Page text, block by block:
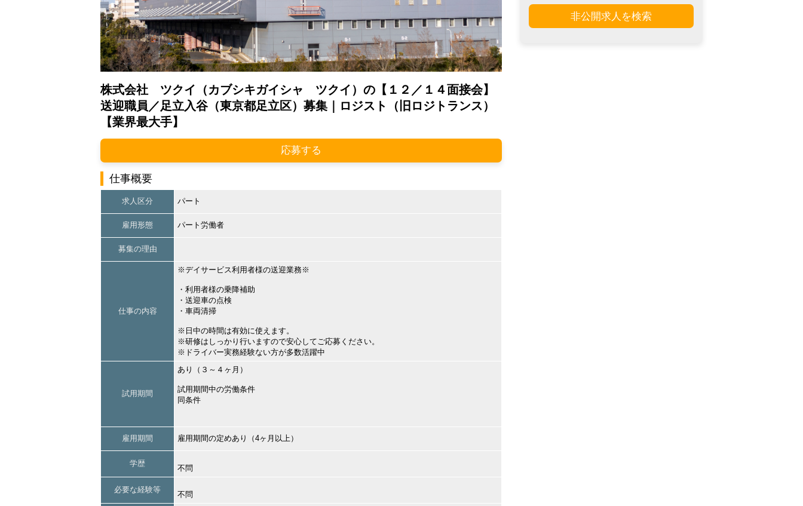
株式会社 ツクイ（カブシキガイシャ ツクイ）の【１２／１４面接会】
送迎職員／足立入谷（東京都足立区）募集｜ロジスト（旧ロジトランス）
【業界最大手】
応募する
仕事概要
求人区分 パート
雇用形態 パート労働者
募集の理由
仕事の内容
※デイサービス利用者様の送迎業務※
・利用者様の乗降補助
・送迎車の点検
・車両清掃
※日中の時間は有効に使えます。
※研修はしっかり行いますので安心してご応募ください。
※ドライバー実務経験ない方が多数活躍中
試用期間
あり（３～４ヶ月）
試用期間中の労働条件
同条件
雇用期間 雇用期間の定めあり（4ヶ月以上）
学歴
不問
必要な経験等
不問
非公開求人を検索